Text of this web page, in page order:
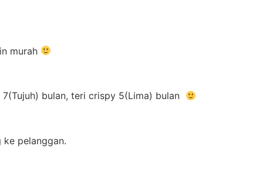
murah
bulan, teri crispy 5(Lima) bulan
pelanggan.